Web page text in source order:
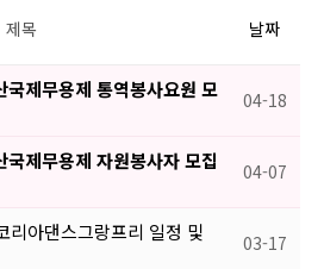
제목 날짜
제무용제 통역봉사요원 모
04-18
제무용제 자원봉사자 모집 04-07
아댄스그랑프리 일정 및
03-17